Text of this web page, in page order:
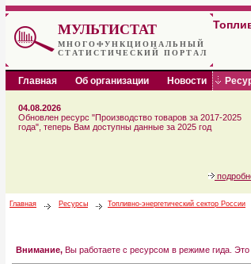
МУЛЬТИСТАТ
МНОГОФУНКЦИОНАЛЬНЫЙ
СТАТИСТИЧЕСКИЙ ПОРТАЛ
Главная Об организации Новости
04.08.2026
Обновлен ресурс "Производство товаров за 2017-2025
года", теперь Вам доступны данные за 2025 год
Главная Ресурсы Топливно-энергетический сектор России
Внимание, Вы работаете с ресурсом в режиме гида.